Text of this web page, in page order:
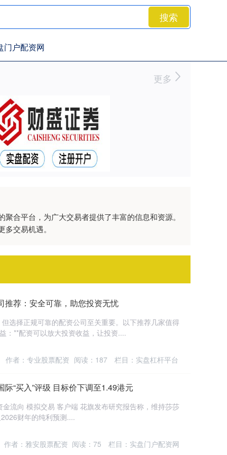
搜索
门户配资网
更多
合平台，为广大交易者提供了丰富的信息和资源。
交易机遇。
推荐：安全可靠，助您投资无忧
选择正规可靠的配资公司至关重要。以下推荐几家值得
：**配资可以放大投资收益，让投资....
作者：专业股票配资 阅读： 187 栏目： 实盘杠杆平台
“买入”评级 目标价下调至1.49港元
流向 模拟交易 客户端 花旗发布研究报告称，维持莎莎
财年的纯利预测....
作者：雅安股票配资 阅读： 75 栏目： 实盘门户配资网